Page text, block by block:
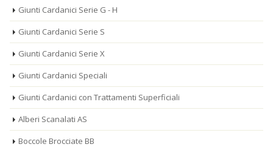
Giunti Cardanici Serie G - H
Giunti Cardanici Serie S
Giunti Cardanici Serie X
Giunti Cardanici Speciali
Giunti Cardanici con Trattamenti Superficiali
Alberi Scanalati AS
Boccole Brocciate BB